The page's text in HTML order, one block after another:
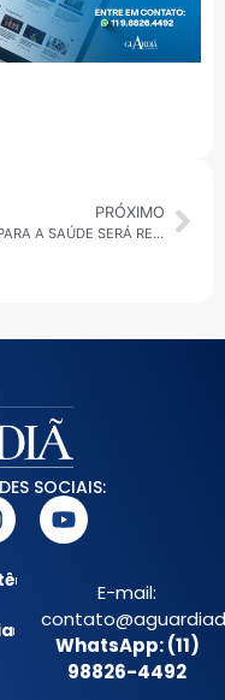
PRÓXIMO
DIA D PARA A SAÚDE SERÁ REALIZADO NESTE SÁBADO (05) EM SBC
SOCIAIS:
E-mail:
WhatsApp: (11)
98826-4492